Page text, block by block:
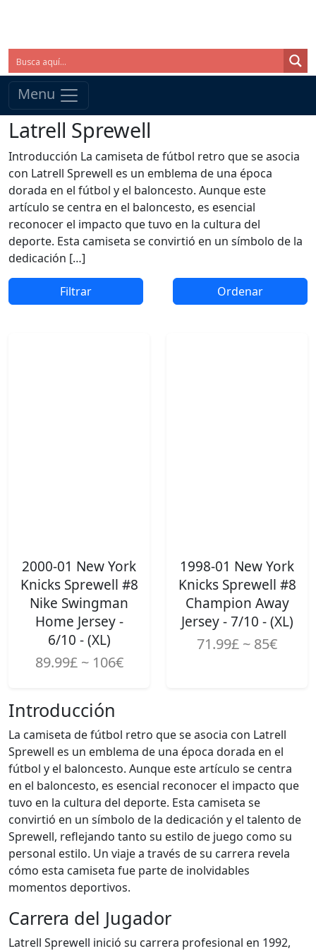
Menu
Latrell Sprewell
Introducción La camiseta de fútbol retro que se asocia
con Latrell Sprewell es un emblema de una época
dorada en el fútbol y el baloncesto. Aunque este
artículo se centra en el baloncesto, es esencial
reconocer el impacto que tuvo en la cultura del
deporte. Esta camiseta se convirtió en un símbolo de la
dedicación […]
Filtrar Ordenar
2000-01 New York
Knicks Sprewell #8
Nike Swingman
Home Jersey -
6/10 - (XL)
89.99£ ~ 106€
1998-01 New York
Knicks Sprewell #8
Champion Away
Jersey - 7/10 - (XL)
71.99£ ~ 85€
Introducción
La camiseta de fútbol retro que se asocia con Latrell
Sprewell es un emblema de una época dorada en el
fútbol y el baloncesto. Aunque este artículo se centra
en el baloncesto, es esencial reconocer el impacto que
tuvo en la cultura del deporte. Esta camiseta se
convirtió en un símbolo de la dedicación y el talento de
Sprewell, reflejando tanto su estilo de juego como su
personal estilo. Un viaje a través de su carrera revela
cómo esta camiseta fue parte de inolvidables
momentos deportivos.
Carrera del Jugador
Latrell Sprewell inició su carrera profesional en 1992,